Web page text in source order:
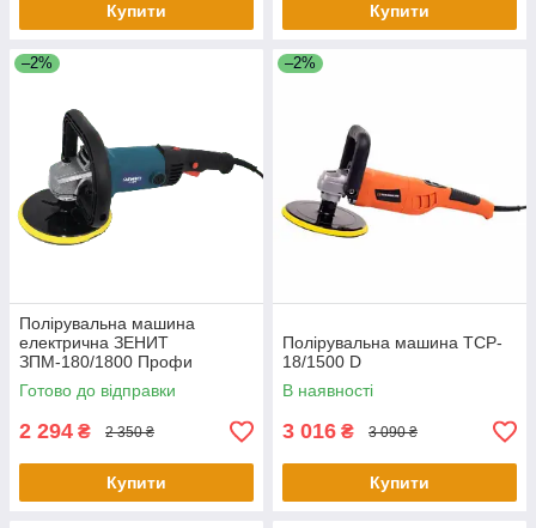
Купити Купити
–2%
Полірувальна машина
електрична ЗЕНИТ
ЗПМ-180/1800 Профи
Готово до відправки
2 294 ₴ 2 350 ₴
Купити
–2%
Полірувальна машина TCP-
18/1500 D
В наявності
3 016 ₴ 3 090 ₴
Купити